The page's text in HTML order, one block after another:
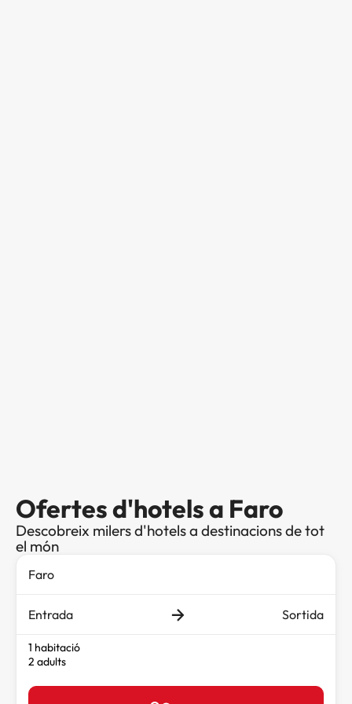
Ofertes d'hotels a Faro
Descobreix milers d'hotels a destinacions de tot
el món
Entrada Sortida
1 habitació
2 adults